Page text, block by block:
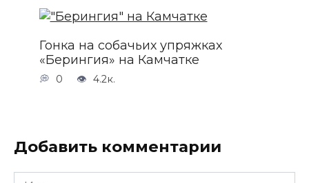
Гонка на собачьих упряжках
«Берингия» на Камчатке
0 4.2к.
Добавить комментарии
Имя